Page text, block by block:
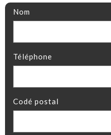
Nom
Téléphone
Codé postal